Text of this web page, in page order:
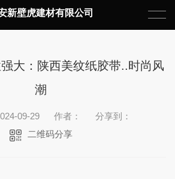
新壁虎建材有限公司
大：陕西美纹纸胶带..时尚风
潮
09-29 作者：
分享到：
二维码分享